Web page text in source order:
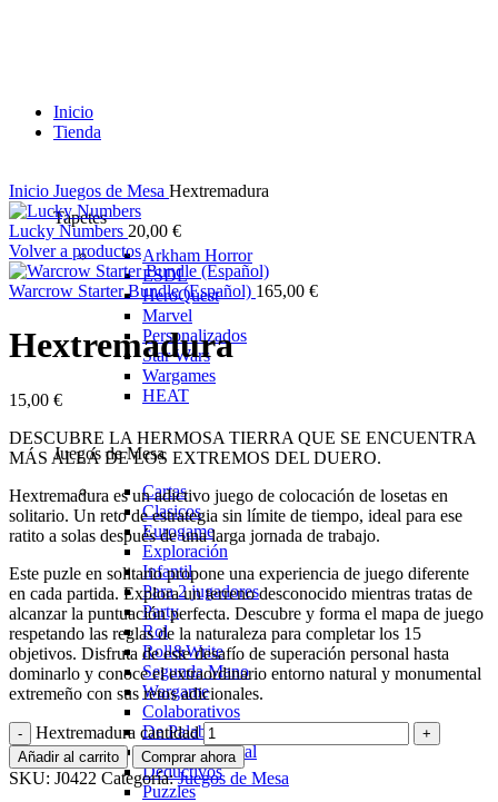
Inicio
Tienda
Tapetes
Arkham Horror
ESDL
HeroQuest
Marvel
Personalizados
Star Wars
Wargames
HEAT
Juegos de Mesa
Cartas
Clasicos
Eurogame
Exploración
Infantil
Para 2 jugadores
Party
Rol
Roll&Write
Segunda Mano
Wargame
Colaborativos
De Palabras
En Tiempo Real
Deductivos
Puzzles
Inicio Juegos de Mesa Hextremadura
Lucky Numbers 20,00 €
Volver a productos
Warcrow Starter Bundle (Español) 165,00 €
Hextremadura
15,00 €
DESCUBRE LA HERMOSA TIERRA QUE SE ENCUENTRA
MÁS ALLÁ DE LOS EXTREMOS DEL DUERO.
Hextremadura es un adictivo juego de colocación de losetas en
solitario. Un reto de estrategia sin límite de tiempo, ideal para ese
ratito a solas después de una larga jornada de trabajo.
Este puzle en solitario propone una experiencia de juego diferente
en cada partida. Explora un terreno desconocido mientras tratas de
alcanzar la puntuación perfecta. Descubre y forma el mapa de juego
respetando las reglas de la naturaleza para completar los 15
objetivos. Disfruta de este desafío de superación personal hasta
dominarlo y conoce el extraordinario entorno natural y monumental
extremeño con sus retos adicionales.
Hextremadura cantidad
Añadir al carrito Comprar ahora
SKU: J0422 Categoría: Juegos de Mesa